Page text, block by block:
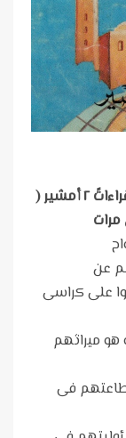
نياحة الأنبا يحنس (يوحنا) القصير ويأخذ قراءاتً ٢ أمشير (
٢٤-٣٠ ) يتكلم عن
على كراسى
واجب طاعتهم فى